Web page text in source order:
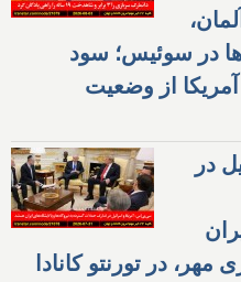
در سوئیس؛ سود
از وضعیت
در
در تورنتو کانادا